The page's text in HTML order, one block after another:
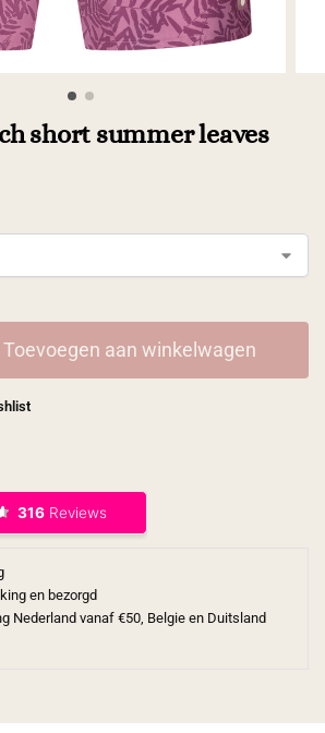
short summer leaves
Toevoegen aan winkelwagen
en bezorgd
Nederland vanaf €50, Belgie en Duitsland